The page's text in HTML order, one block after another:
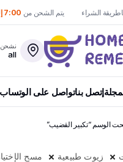
طريقة الشراء يتم الشحن من 7:00 إلى 23:00
نشحن
all
إتصل بناتواصل على الوتساب
الوسم “تكبير القضيب”
مسح زيوت طبيعية